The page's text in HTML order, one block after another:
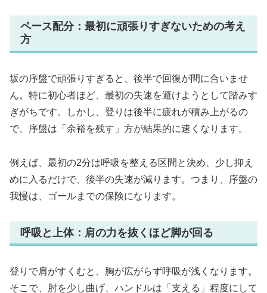
ペース配分：最初に頑張りすぎないための考え
方
坂の序盤で頑張りすぎると、後半で回復が間に合いませ
ん。特に初心者ほど、最初の失速を避けようとして踏みす
ぎがちです。しかし、登りは後半に疲れが積み上がるの
で、序盤は「余裕を残す」方が結果的に速くなります。
例えば、最初の2分は呼吸を整える区間と決め、少し抑え
めに入るだけで、後半の失速が減ります。つまり、序盤の
我慢は、ゴールまでの保険になります。
呼吸と上体：肩の力を抜くほど脚が回る
登りで肩がすくむと、胸が広がらず呼吸が浅くなります。
そこで、肘を少し曲げ、ハンドルは「支える」程度にして